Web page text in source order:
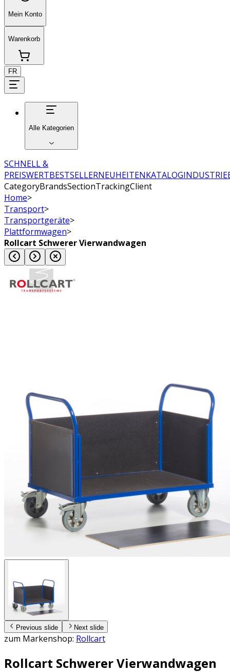
Mein Konto
Warenkorb
FR
Alle Kategorien
SCHNELL &
PREISWERTBESTSELLERNEUHEITENKATALOG
CategoryBrandsSectionTrackingClient
Home>
Transport>
Transportgeräte>
Plattformwagen>
Rollcart Schwerer Vierwandwagen
Previous slide Next slide
zum Markenshop: Rollcart
Rollcart Schwerer Vierwandwagen